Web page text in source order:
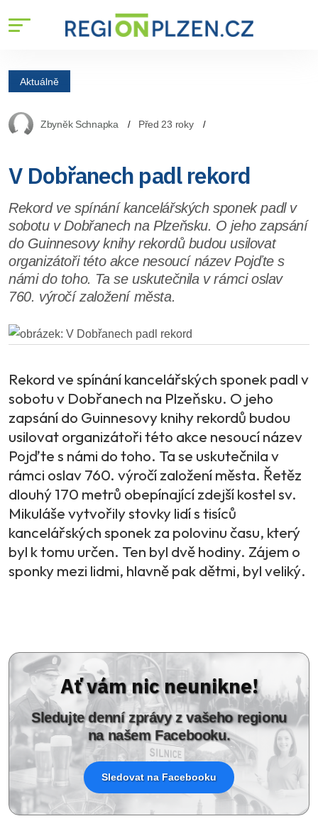
Aktuálně
Zbyněk Schnapka Před 23 roky
V Dobřanech padl rekord
Rekord ve spínání kancelářských sponek padl v
sobotu v Dobřanech na Plzeňsku. O jeho zapsání
do Guinnesovy knihy rekordů budou usilovat
organizátoři této akce nesoucí název Pojďte s
námi do toho. Ta se uskutečnila v rámci oslav
760. výročí založení města.
Rekord ve spínání kancelářských sponek padl v
sobotu v Dobřanech na Plzeňsku. O jeho
zapsání do Guinnesovy knihy rekordů budou
usilovat organizátoři této akce nesoucí název
Pojďte s námi do toho. Ta se uskutečnila v
rámci oslav 760. výročí založení města. Řetěz
dlouhý 170 metrů obepínající zdejší kostel sv.
Mikuláše vytvořily stovky lidí s tisíců
kancelářských sponek za polovinu času, který
byl k tomu určen. Ten byl dvě hodiny. Zájem o
sponky mezi lidmi, hlavně pak dětmi, byl veliký.
Ať vám nic neunikne!
Sledujte denní zprávy z vašeho regionu
na našem Facebooku.
Sledovat na Facebooku